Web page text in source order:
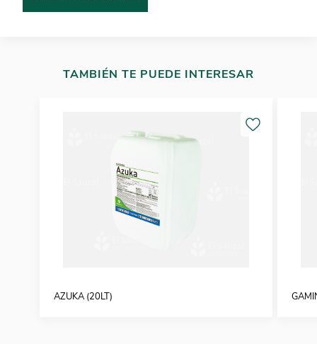
TAMBIÉN TE PUEDE INTERESAR
AZUKA (20LT)